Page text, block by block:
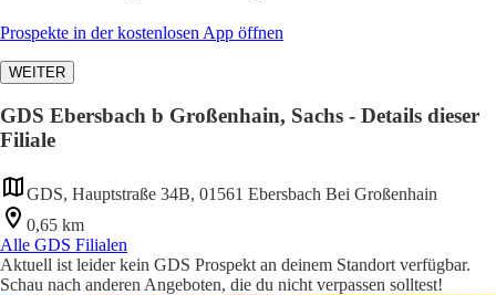
Prospekte in der kostenlosen App öffnen
WEITER
GDS Ebersbach b Großenhain, Sachs - Details dieser
Filiale
GDS, Hauptstraße 34B, 01561 Ebersbach Bei Großenhain
0,65 km
Alle GDS Filialen
Aktuell ist leider kein GDS Prospekt an deinem Standort verfügbar.
Schau nach anderen Angeboten, die du nicht verpassen solltest!